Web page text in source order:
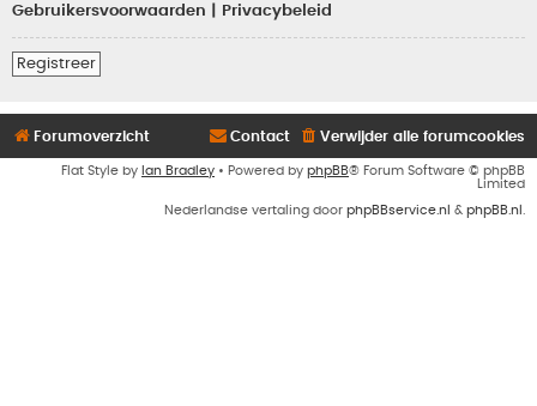
Gebruikersvoorwaarden Privacybeleid
Registreer
Forumoverzicht Verwijder alle forumcookies
Contact
Flat Style by Ian Bradley • Powered by phpBB® Forum Software © phpBB
Limited
Nederlandse vertaling door phpBBservice.nl & phpBB.nl .